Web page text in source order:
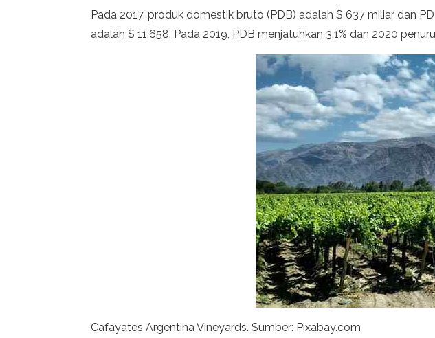
Pada 2017, produk domestik bruto (PDB) adalah $ 637 miliar dan
adalah $ 11.658. Pada 2019, PDB menjatuhkan 3.1% dan 2020
Cafayates Argentina Vineyards. Sumber: Pixabay.com